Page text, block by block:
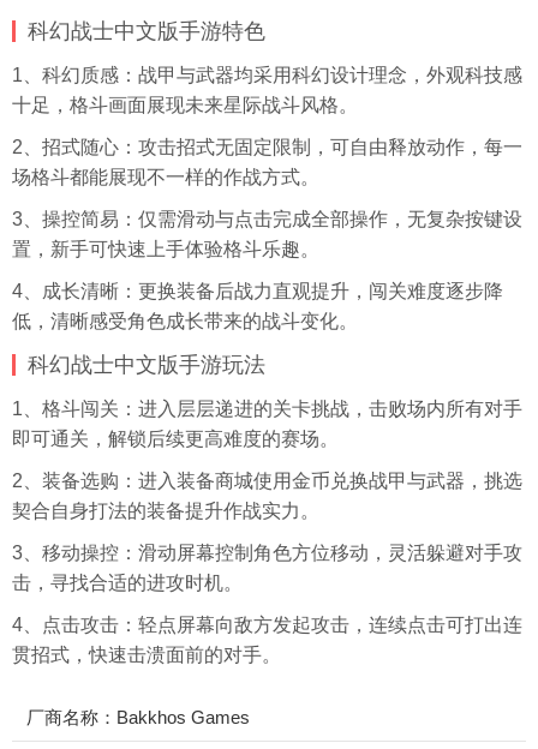
科幻战士中文版手游特色
1、科幻质感：战甲与武器均采用科幻设计理念，外观科技感
十足，格斗画面展现未来星际战斗风格。
2、招式随心：攻击招式无固定限制，可自由释放动作，每一
场格斗都能展现不一样的作战方式。
3、操控简易：仅需滑动与点击完成全部操作，无复杂按键设
置，新手可快速上手体验格斗乐趣。
4、成长清晰：更换装备后战力直观提升，闯关难度逐步降
低，清晰感受角色成长带来的战斗变化。
科幻战士中文版手游玩法
1、格斗闯关：进入层层递进的关卡挑战，击败场内所有对手
即可通关，解锁后续更高难度的赛场。
2、装备选购：进入装备商城使用金币兑换战甲与武器，挑选
契合自身打法的装备提升作战实力。
3、移动操控：滑动屏幕控制角色方位移动，灵活躲避对手攻
击，寻找合适的进攻时机。
4、点击攻击：轻点屏幕向敌方发起攻击，连续点击可打出连
贯招式，快速击溃面前的对手。
厂商名称：Bakkhos Games